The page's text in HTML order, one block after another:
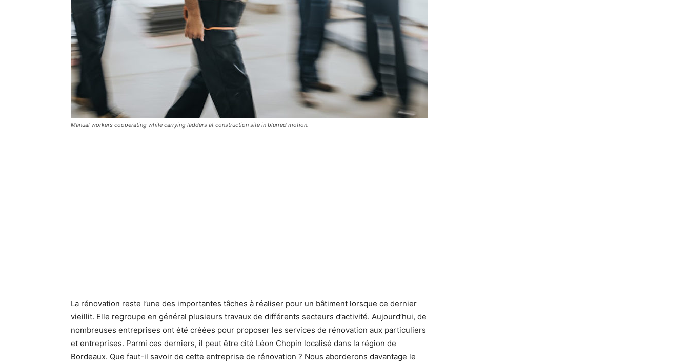
Manual workers cooperating while carrying ladders at construction site in blurred motion.
La rénovation reste l’une des importantes tâches à réaliser pour un bâtiment lorsque ce dernier
vieillit. Elle regroupe en général plusieurs travaux de différents secteurs d’activité. Aujourd’hui, de
nombreuses entreprises ont été créées pour proposer les services de rénovation aux particuliers
et entreprises. Parmi ces derniers, il peut être cité Léon Chopin localisé dans la région de
Bordeaux. Que faut-il savoir de cette entreprise de rénovation ? Nous aborderons davantage le